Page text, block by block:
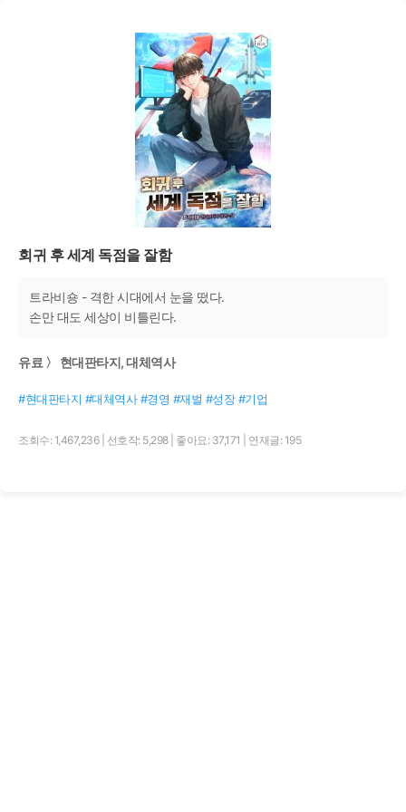
회귀 후 세계 독점을 잘함
트라비숑 - 격한 시대에서 눈을 떴다.
손만 대도 세상이 비틀린다.
유료 〉 현대판타지, 대체역사
#현대판타지 #대체역사 #경영 #재벌 #성장 #기업
조회수: 1,467,236 선호작: 5,298 좋아요: 37,171 연재글: 195